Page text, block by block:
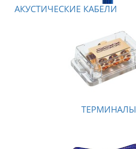
АКУСТИЧЕСКИЕ КАБЕЛИ
ТЕРМИНАЛЫ